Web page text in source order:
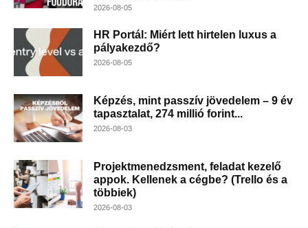
2026-08-05
HR Portál: Miért lett hirtelen luxus a
pályakezdő?
2026-08-05
Képzés, mint passzív jövedelem – 9 év
tapasztalat, 274 millió forint...
2026-08-03
Projektmenedzsment, feladat kezelő
appok. Kellenek a cégbe? (Trello és a
többiek)
2026-08-03